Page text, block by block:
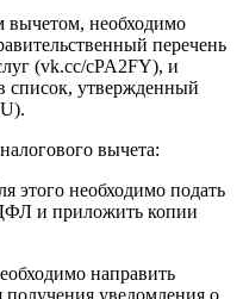
вычетом, необходимо
перечень
(vk.cc/cPA2FY), и
список, утвержденный
вычета:
этого необходимо подать
и приложить копии
направить
получения уведомления о